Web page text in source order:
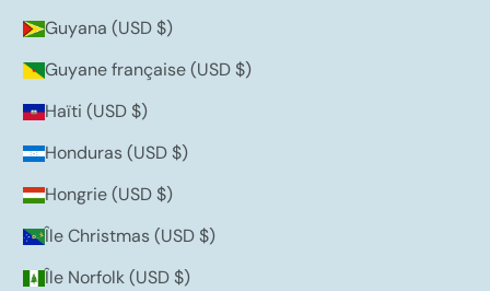
Guyana (USD $)
Guyane française (USD $)
Haïti (USD $)
Honduras (USD $)
Hongrie (USD $)
Île Christmas (USD $)
Île Norfolk (USD $)